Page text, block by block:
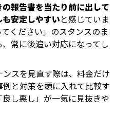
の報告書を当たり前に出して
安定しやすいと感じていま
ください」のスタンスのま
常に後追い対応になってし
スを見直す際は、料金だけ
と対策を頭に入れて比較す
し悪し」が一気に見抜きや